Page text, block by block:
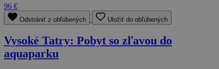
96 €
Odstrániť z obľúbených Uložiť do obľúbených
Vysoké Tatry: Pobyt so zľavou do
aquaparku